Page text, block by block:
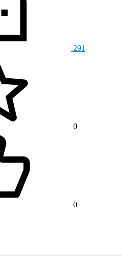
291
0
0